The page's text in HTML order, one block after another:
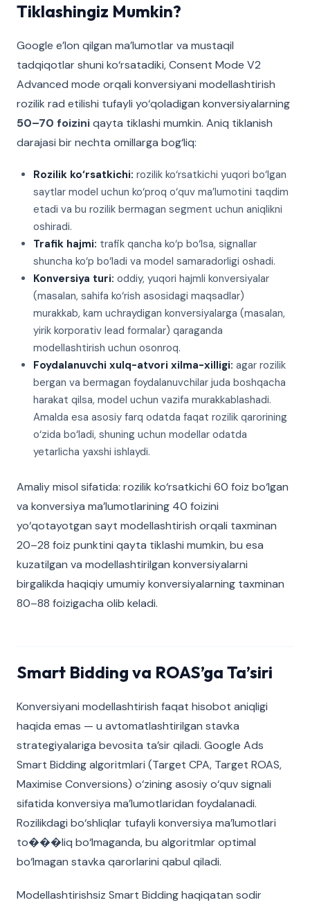
Tiklashingiz Mumkin?
Google e’lon qilgan ma’lumotlar va mustaqil
tadqiqotlar shuni ko‘rsatadiki, Consent Mode V2
Advanced mode orqali konversiyani modellashtirish
rozilik rad etilishi tufayli yo‘qoladigan konversiyalarning
50–70 foiziniqayta tiklashi mumkin. Aniq tiklanish
darajasi bir nechta omillarga bog‘liq:
Rozilik ko‘rsatkichi: rozilik ko‘rsatkichi yuqori bo‘lgan
saytlar model uchun ko‘proq o‘quv ma’lumotini taqdim
etadi va bu rozilik bermagan segment uchun aniqlikni
oshiradi.
Trafik hajmi: trafik qancha ko‘p bo‘lsa, signallar
shuncha ko‘p bo‘ladi va model samaradorligi oshadi.
Konversiya turi: oddiy, yuqori hajmli konversiyalar
(masalan, sahifa ko‘rish asosidagi maqsadlar)
murakkab, kam uchraydigan konversiyalarga (masalan,
yirik korporativ lead formalar) qaraganda
modellashtirish uchun osonroq.
Foydalanuvchi xulq-atvori xilma-xilligi: agar rozilik
bergan va bermagan foydalanuvchilar juda boshqacha
harakat qilsa, model uchun vazifa murakkablashadi.
Amalda esa asosiy farq odatda faqat rozilik qarorining
o‘zida bo‘ladi, shuning uchun modellar odatda
yetarlicha yaxshi ishlaydi.
Amaliy misol sifatida: rozilik ko‘rsatkichi 60 foiz bo‘lgan
va konversiya ma’lumotlarining 40 foizini
yo‘qotayotgan sayt modellashtirish orqali taxminan
20–28 foiz punktini qayta tiklashi mumkin, bu esa
kuzatilgan va modellashtirilgan konversiyalarni
birgalikda haqiqiy umumiy konversiyalarning taxminan
80–88 foizigacha olib keladi.
Smart Bidding va ROAS’ga Ta’siri
Konversiyani modellashtirish faqat hisobot aniqligi
haqida emas — u avtomatlashtirilgan stavka
strategiyalariga bevosita ta’sir qiladi. Google Ads
Smart Bidding algoritmlari (Target CPA, Target ROAS,
Maximise Conversions) o‘zining asosiy o‘quv signali
sifatida konversiya ma’lumotlaridan foydalanadi.
Rozilikdagi bo‘shliqlar tufayli konversiya ma’lumotlari
to���liq bo‘lmaganda, bu algoritmlar optimal
bo‘lmagan stavka qarorlarini qabul qiladi.
Modellashtirishsiz Smart Bidding haqiqatan sodir